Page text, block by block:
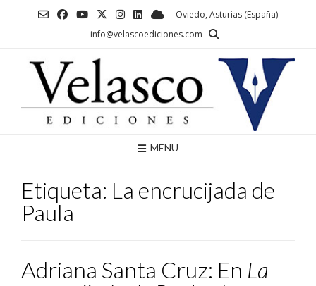
Oviedo, Asturias (España)
info@velascoediciones.com
MENU
Etiqueta: La encrucijada de
Paula
Adriana Santa Cruz: En La